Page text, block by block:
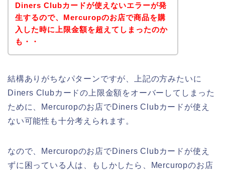
Diners Clubカードが使えないエラーが発
生するので、Mercuropのお店で商品を購
入した時に上限金額を超えてしまったのか
も・・
結構ありがちなパターンですが、上記の方みたいに
Diners Clubカードの上限金額をオーバーしてしまった
ために、Mercuropのお店でDiners Clubカードが使え
ない可能性も十分考えられます。
なので、Mercuropのお店でDiners Clubカードが使え
ずに困っている人は、もしかしたら、Mercuropのお店